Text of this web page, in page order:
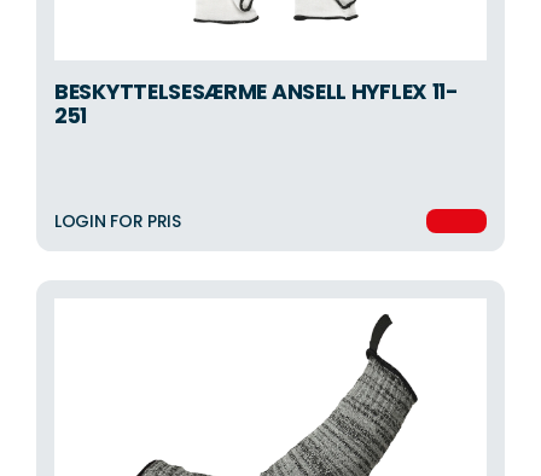
BESKYTTELSESÆRME ANSELL HYFLEX 11-
251
LOGIN FOR PRIS